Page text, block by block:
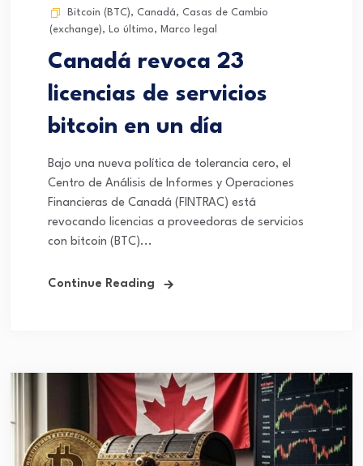
Bitcoin (BTC), Canadá, Casas de Cambio
(exchange), Lo último, Marco legal
Canadá revoca 23
licencias de servicios
bitcoin en un día
Bajo una nueva política de tolerancia cero, el
Centro de Análisis de Informes y Operaciones
Financieras de Canadá (FINTRAC) está
revocando licencias a proveedoras de servicios
con bitcoin (BTC)...
Continue Reading